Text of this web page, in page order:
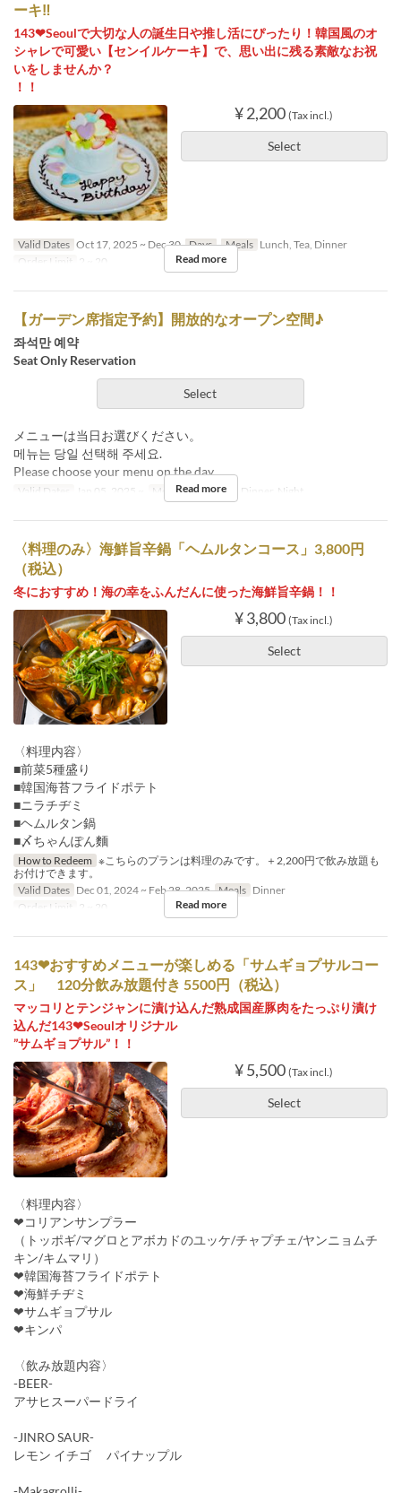
ーキ‼
143❤Seoulで大切な人の誕生日や推し活にぴったり！韓国風のオ
シャレで可愛い【センイルケーキ】で、思い出に残る素敵なお祝
いをしませんか？
！！
¥ 2,200 (Tax incl.)
Select
Valid Dates Oct 17, 2025 ~ Dec 30 Days Meals Lunch, Tea, Dinner
Order Limit
2 ~ 20 Read more
【ガーデン席指定予約】開放的なオープン空間♪
좌석만 예약
Seat Only Reservation
Select
メニューは当日お選びください。
메뉴는 당일 선택해 주세요.
Please choose your menu on the day.
Valid Dates Jan 05, 2025 ~ Meals Lunch, Tea, Dinner, Night
Read more
〈料理のみ〉海鮮旨辛鍋「ヘムルタンコース」3,800円
（税込）
冬におすすめ！海の幸をふんだんに使った海鮮旨辛鍋！！
¥ 3,800 (Tax incl.)
Select
〈料理内容〉
■前菜5種盛り
■韓国海苔フライドポテト
■ニラチヂミ
■ヘムルタン鍋
■〆ちゃんぽん麵
How to Redeem ※こちらのプランは料理のみです。＋2,200円で飲み放題も
お付けできます。
Valid Dates Dec 01, 2024 ~ Feb 28, 2025 Meals Dinner
Order Limit
2 ~ 20 Read more
143❤おすすめメニューが楽しめる「サムギョプサルコー
ス」 120分飲み放題付き 5500円（税込）
マッコリとテンジャンに漬け込んだ熟成国産豚肉をたっぷり漬け
込んだ143❤Seoulオリジナル
”サムギョプサル”！！
¥ 5,500 (Tax incl.)
Select
〈料理内容〉
❤コリアンサンプラー
（トッポギ/マグロとアボカドのユッケ/チャプチェ/ヤンニョムチ
キン/キムマリ）
❤韓国海苔フライドポテト
❤海鮮チヂミ
❤サムギョプサル
❤キンパ
〈飲み放題内容〉
-BEER-
アサヒスーパードライ
-JINRO SAUR-
レモン イチゴ パイナップル